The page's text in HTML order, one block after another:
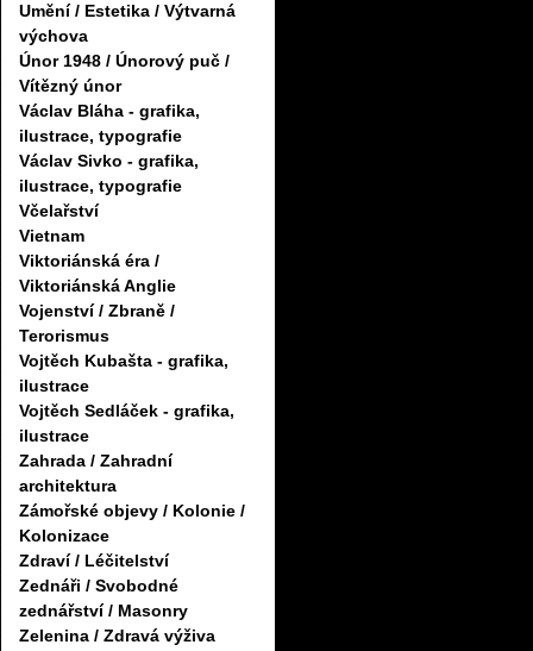
Umění / Estetika / Výtvarná
výchova
Únor 1948 / Únorový puč /
Vítězný únor
Václav Bláha - grafika,
ilustrace, typografie
Václav Sivko - grafika,
ilustrace, typografie
Včelařství
Vietnam
Viktoriánská éra /
Viktoriánská Anglie
Vojenství / Zbraně /
Terorismus
Vojtěch Kubašta - grafika,
ilustrace
Vojtěch Sedláček - grafika,
ilustrace
Zahrada / Zahradní
architektura
Zámořské objevy / Kolonie /
Kolonizace
Zdraví / Léčitelství
Zednáři / Svobodné
zednářství / Masonry
Zelenina / Zdravá výživa